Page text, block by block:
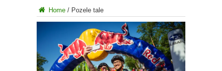
Home / Pozele tale